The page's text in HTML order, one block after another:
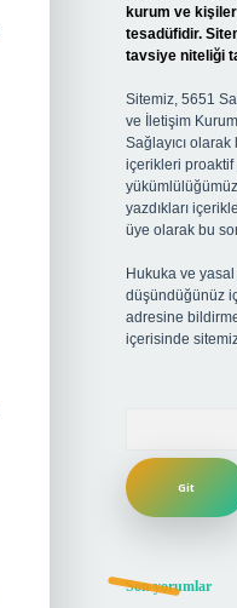
kurum ve
tesadüfidir.
tavsiye niteliği
Sitemiz, 5651
ve İletişim
Sağlayıcı
içerikleri proaktif
yazdıkları
üye olarak bu
Hukuka ve
düşündüğünüz
adresine
içerisinde
Son yorumlar